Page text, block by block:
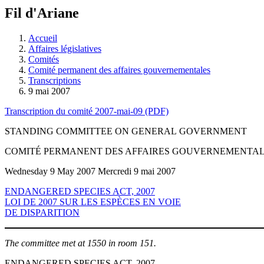
découvrir
l'Assemblée
législative.
Fil d'Ariane
Accueil
Affaires législatives
Comités
Comité permanent des affaires gouvernementales
Transcriptions
9 mai 2007
Transcription du comité 2007-mai-09 (PDF)
STANDING COMMITTEE ON GENERAL GOVERNMENT
COMITÉ PERMANENT DES AFFAIRES
Wednesday 9 May 2007 Mercredi 9 mai 2007
ENDANGERED SPECIES ACT, 2007
LOI DE 2007 SUR LES ESPÈCES EN VOIE
DE DISPARITION
The committee met at 1550 in room 151.